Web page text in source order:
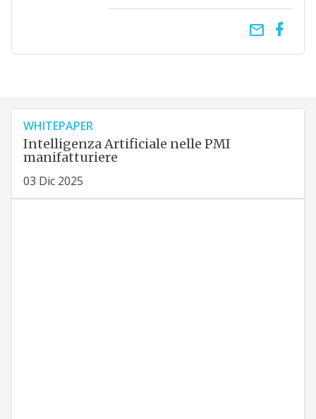
email
WHITEPAPER
Intelligenza Artificiale nelle PMI
manifatturiere
03 Dic 2025